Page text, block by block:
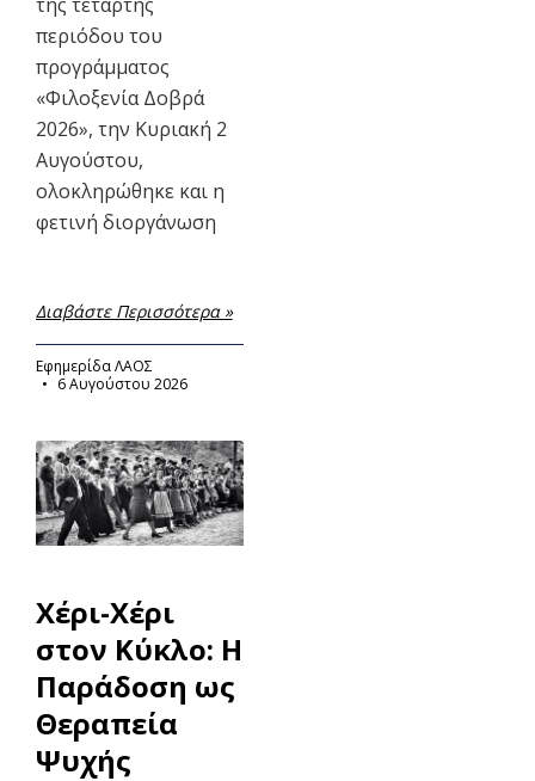
περιόδου του
προγράμματος
«Φιλοξενία Δοβρά
2026», την Κυριακή 2
Αυγούστου,
ολοκληρώθηκε και η
φετινή διοργάνωση
Διαβάστε Περισσότερα »
Εφημερίδα ΛΑΟΣ
6 Αυγούστου 2026
Χέρι-Χέρι
στον Κύκλο: Η
Παράδοση ως
Θεραπεία
Ψυχής